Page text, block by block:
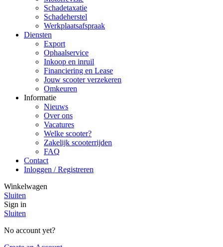
Schadetaxatie
Schadeherstel
Werkplaatsafspraak
Diensten
Export
Ophaalservice
Inkoop en inruil
Financiering en Lease
Jouw scooter verzekeren
Omkeuren
Informatie
Nieuws
Over ons
Vacatures
Welke scooter?
Zakelijk scooterrijden
FAQ
Contact
Inloggen / Registreren
Winkelwagen
Sluiten
Sign in
Sluiten
No account yet?